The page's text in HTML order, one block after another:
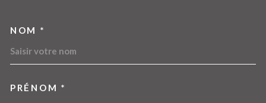
NOM *
PRÉNOM *